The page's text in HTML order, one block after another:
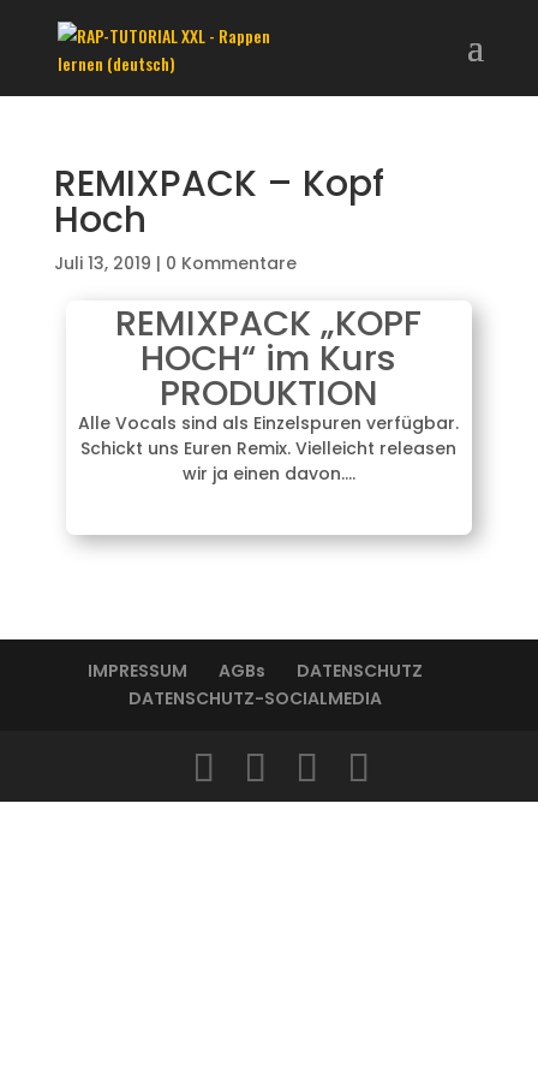
REMIXPACK – Kopf
Hoch
Juli 13, 2019 | 0 Kommentare
REMIXPACK „KOPF
HOCH“ im Kurs
PRODUKTION
Alle Vocals sind als Einzelspuren verfügbar.
Schickt uns Euren Remix. Vielleicht releasen
wir ja einen davon….
IMPRESSUM AGBs
DATENSCHUTZ
DATENSCHUTZ-SOCIALMEDIA